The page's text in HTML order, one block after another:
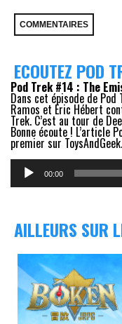
ECOUTEZ POD
Pod Trek #14 : The
Dans cet épisode de
Ramos et Eric Hébert
Trek. C’est au tour de
Bonne écoute ! L’article
premier sur ToysAndGeek.
Lecteur
audio 00:00
AILLEURS SUR